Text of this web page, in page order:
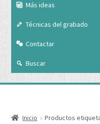
Más ideas
Técnicas del grabado
Contactar
Buscar
Nuestra empresa
Inicio Productos